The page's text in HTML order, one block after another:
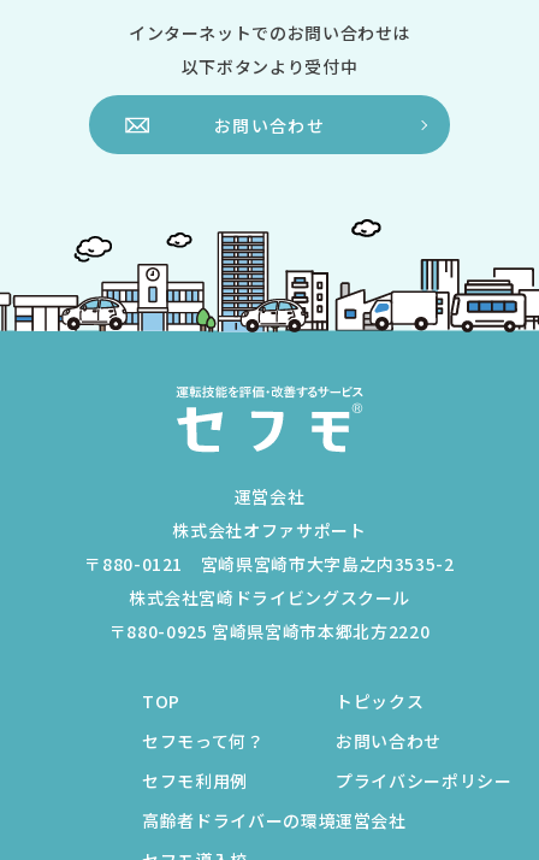
インターネットでのお問い合わせは
以下ボタンより受付中
お問い合わせ
運営会社
株式会社オファサポート
〒880-0121 宮崎県宮崎市大字島之内3535-2
株式会社宮崎ドライビングスクール
〒880-0925 宮崎県宮崎市本郷北方2220
TOP
セフモって何？
セフモ利用例
高齢者ドライバーの環境
トピックス
お問い合わせ
プライバシーポリシー
運営会社